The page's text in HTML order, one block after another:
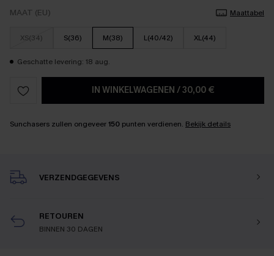
MAAT (EU) Maattabel
XS(34) S(36) M(38) L(40/42) XL(44)
Geschatte levering: 18 aug.
IN WINKELWAGENEN /30,00 €
Sunchasers zullen ongeveer150 punten verdienen. Bekijk details
VERZENDGEGEVENS
RETOUREN
BINNEN 30 DAGEN